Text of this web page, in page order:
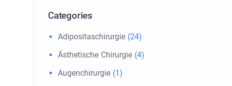
Categories
Adipositaschirurgie (24)
Ästhetische Chirurgie (4)
Augenchirurgie (1)